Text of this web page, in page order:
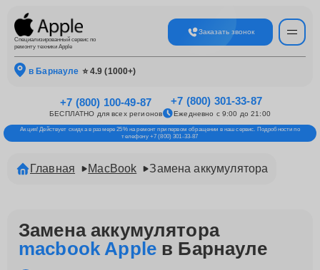
Специализированный сервис по
ремонту техники Apple
Заказать звонок
в Барнауле ⭐ 4.9 (1000+)
+7 (800) 100-49-87
БЕСПЛАТНО для всех регионов
+7 (800) 301-33-87
Ежедневно с 9:00 до 21:00
Акция! Действует скидка в размере 25% на ремонт при первом обращении в наш сервис. Подробности по
телефону +7 (800) 301-33-87
Главная MacBook Замена аккумулятора
Замена аккумулятора
macbook Appleв Барнауле